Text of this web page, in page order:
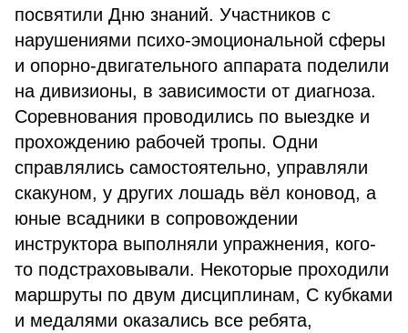
посвятили Дню знаний. Участников с
нарушениями психо-эмоциональной сферы
и опорно-двигательного аппарата поделили
на дивизионы, в зависимости от диагноза.
Соревнования проводились по выездке и
прохождению рабочей тропы. Одни
справлялись самостоятельно, управляли
скакуном, у других лошадь вёл коновод, а
юные всадники в сопровождении
инструктора выполняли упражнения, кого-
то подстраховывали. Некоторые проходили
маршруты по двум дисциплинам, С кубками
и медалями оказались все ребята,